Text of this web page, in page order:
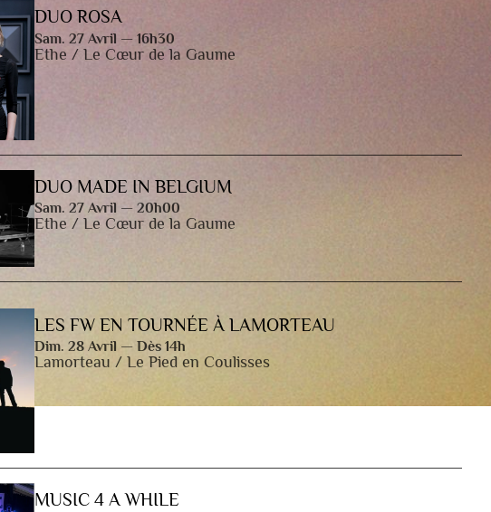
DUO ROSA
Sam. 27 Avril — 16h30
Ethe / Le Cœur de la Gaume
DUO MADE IN BELGIUM
Sam. 27 Avril — 20h00
Ethe / Le Cœur de la Gaume
LES FW EN TOURNÉE À LAMORTEAU
Dim. 28 Avril — Dès 14h
Lamorteau / Le Pied en Coulisses
MUSIC 4 A WHILE